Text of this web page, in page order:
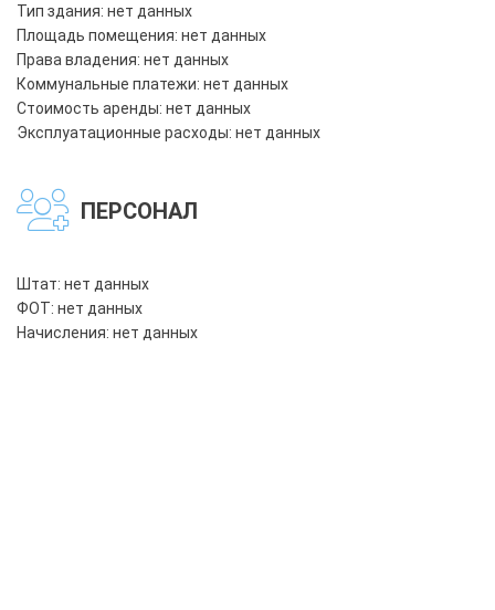
Тип здания: нет данных
Площадь помещения: нет данных
Права владения: нет данных
Коммунальные платежи: нет данных
Стоимость аренды: нет данных
Эксплуатационные расходы: нет данных
ПЕРСОНАЛ
Штат: нет данных
ФОТ: нет данных
Начисления: нет данных